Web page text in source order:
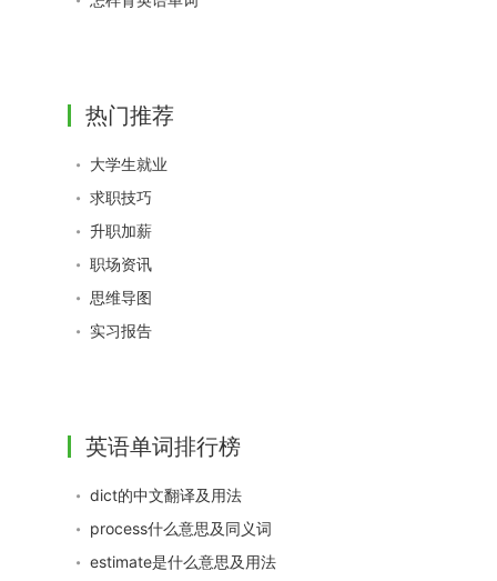
热门推荐
大学生就业
求职技巧
升职加薪
职场资讯
思维导图
实习报告
英语单词排行榜
dict的中文翻译及用法
process什么意思及同义词
estimate是什么意思及用法